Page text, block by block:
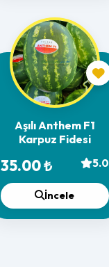
Aşılı Anthem F1
Karpuz Fidesi
35.00 ₺ 5.0
İncele